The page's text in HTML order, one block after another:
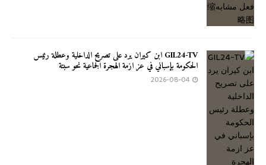
GIL24-TV ابن كيران يرد على تصريح الداخلية وعطلة رئيس
الحكومة بإسباني في عز ازمة الهجرة الجماعية نحو سبتة
2026-08-04